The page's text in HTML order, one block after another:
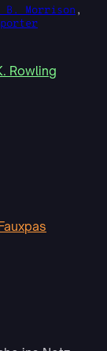
B. Morrison
Rowling